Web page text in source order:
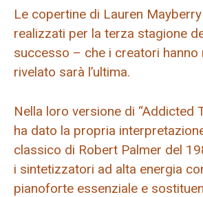
Le copertine di Lauren
realizzati per la terza stagione
successo – che i creatori hanno
rivelato sarà l’ultima.
Nella loro versione di “Addicted
ha dato la propria
classico di Robert Palmer del
i sintetizzatori ad alta energia
pianoforte essenziale e